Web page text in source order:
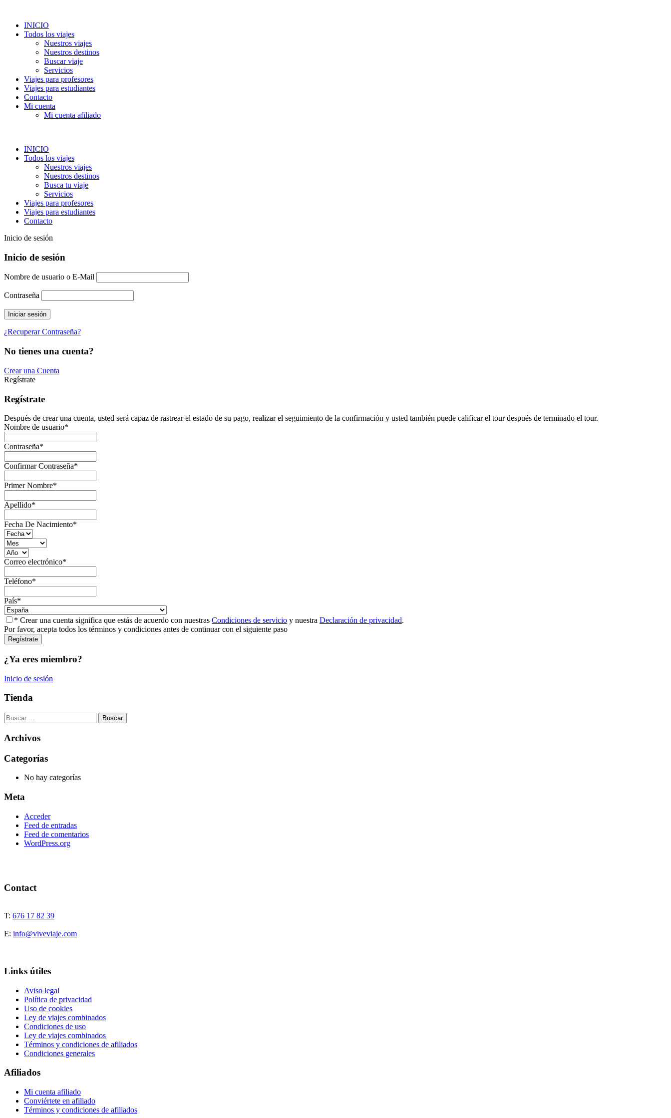
INICIO
Todos los viajes
Nuestros viajes
Nuestros destinos
Buscar viaje
Servicios
Viajes para profesores
Viajes para estudiantes
Contacto
Mi cuenta
Mi cuenta afiliado
INICIO
Todos los viajes
Nuestros viajes
Nuestros destinos
Busca tu viaje
Servicios
Viajes para profesores
Viajes para estudiantes
Contacto
Inicio de sesión
Inicio de sesión
Nombre de usuario o E-Mail
Contraseña
¿Recuperar Contraseña?
No tienes una cuenta?
Crear una Cuenta
Regístrate
Regístrate
Después de crear una cuenta, usted será capaz de rastrear el estado de su pago, realizar el seguimiento de la confirmación y usted también puede calificar el tour después de terminado el tour.
Nombre de usuario*
Contraseña*
Confirmar Contraseña*
Primer Nombre*
Apellido*
Fecha De Nacimiento*
Correo electrónico*
Teléfono*
País*
* Crear una cuenta significa que estás de acuerdo con nuestras Condiciones de servicio y nuestra Declaración de privacidad.
Por favor, acepta todos los términos y condiciones antes de continuar con el siguiente paso
¿Ya eres miembro?
Inicio de sesión
Tienda
Buscar:
Archivos
Categorías
No hay categorías
Meta
Acceder
Feed de entradas
Feed de comentarios
WordPress.org
Contact
T: 676 17 82 39
E: info@viveviaje.com
Links útiles
Aviso legal
Política de privacidad
Uso de cookies
Ley de viajes combinados
Condiciones de uso
Ley de viajes combinados
Términos y condiciones de afiliados
Condiciones generales
Afiliados
Mi cuenta afiliado
Conviértete en afiliado
Términos y condiciones de afiliados